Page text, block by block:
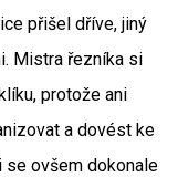
přišel dříve, jiný
Mistra řezníka si
protože ani
a dovést ke
se ovšem dokonale